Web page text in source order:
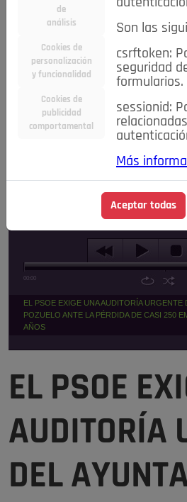
Todas las noticias..
#TePrestoMisOjos Caridad
Economía
Entretenimiento
Estilo
Internacional
Madrid Opinión IN
Salud 🔴
NOTICIAS
Escucha el audio de esta noticia:
00:00
EL PSOE EXIGE UNA AUDITORÍA URGENTE
POZUELO ANTE LA PÉRDIDA DE CASI 250
AÑOS
EL PSOE
AUDITORÍA
DEL
de
análisis
Cookies de
personalización
y funcionalidad
Cookies de
publicidad
comportamental
Son las
csrftoken:
seguridad
formularios.
sessionid:
Más
Aceptar todas